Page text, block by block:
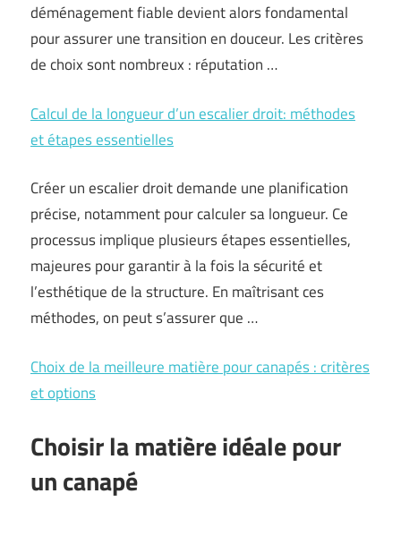
déménagement fiable devient alors fondamental
pour assurer une transition en douceur. Les critères
de choix sont nombreux : réputation …
Calcul de la longueur d’un escalier droit: méthodes
et étapes essentielles
Créer un escalier droit demande une planification
précise, notamment pour calculer sa longueur. Ce
processus implique plusieurs étapes essentielles,
majeures pour garantir à la fois la sécurité et
l’esthétique de la structure. En maîtrisant ces
méthodes, on peut s’assurer que …
Choix de la meilleure matière pour canapés : critères
et options
Choisir la matière idéale pour
un canapé